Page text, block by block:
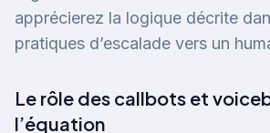
apprécierez la logique décrite
pratiques d’escalade vers un
Le rôle des callbots et
l’équation